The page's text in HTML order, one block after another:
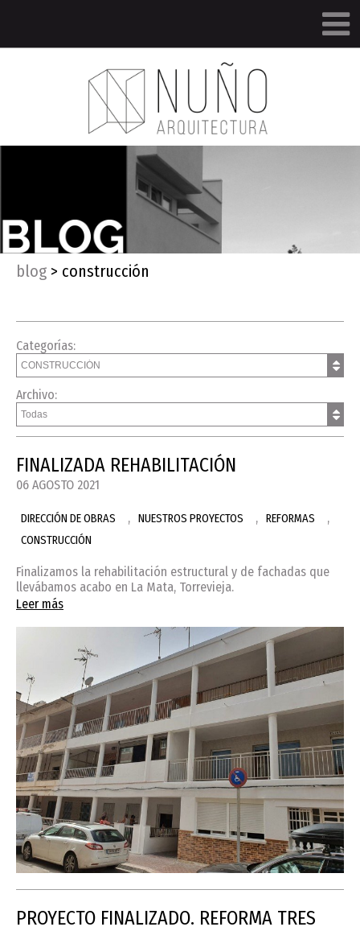
blog > construcción
Categorías:
Archivo:
FINALIZADA REHABILITACIÓN
06 AGOSTO 2021
DIRECCIÓN DE OBRAS , NUESTROS PROYECTOS , REFORMAS ,
CONSTRUCCIÓN
Finalizamos la rehabilitación estructural y de fachadas que
llevábamos acabo en La Mata, Torrevieja.
Leer más
PROYECTO FINALIZADO. REFORMA TRES